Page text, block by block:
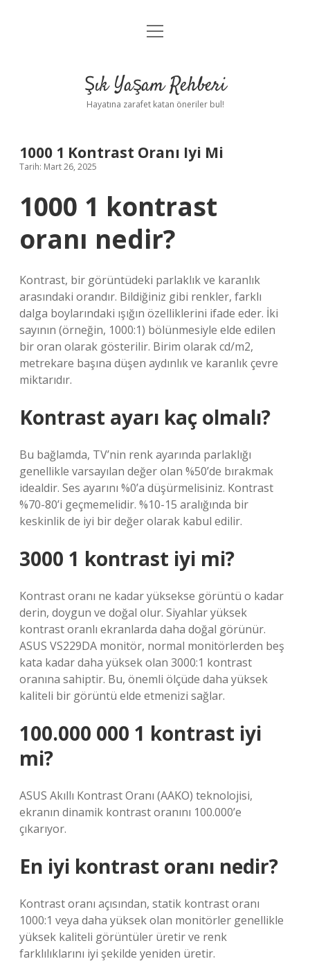
Anasayfa
Yasal Uyarı
menüyü
Şık Yaşam Rehberi
Hayatına zarafet katan öneriler bul!
1000 1 Kontrast Oranı Iyi Mi
Tarih: Mart 26, 2025
1000 1 kontrast
oranı nedir?
Kontrast, bir görüntüdeki parlaklık ve karanlık
arasındaki orandır. Bildiğiniz gibi renkler, farklı
dalga boylarındaki ışığın özelliklerini ifade eder. İki
sayının (örneğin, 1000:1) bölünmesiyle elde edilen
bir oran olarak gösterilir. Birim olarak cd/m2,
metrekare başına düşen aydınlık ve karanlık çevre
miktarıdır.
Kontrast ayarı kaç olmalı?
Bu bağlamda, TV’nin renk ayarında parlaklığı
genellikle varsayılan değer olan %50’de bırakmak
idealdir. Ses ayarını %0’a düşürmelisiniz. Kontrast
%70-80’i geçmemelidir. %10-15 aralığında bir
keskinlik de iyi bir değer olarak kabul edilir.
3000 1 kontrast iyi mi?
Kontrast oranı ne kadar yüksekse görüntü o kadar
derin, doygun ve doğal olur. Siyahlar yüksek
kontrast oranlı ekranlarda daha doğal görünür.
ASUS VS229DA monitör, normal monitörlerden beş
kata kadar daha yüksek olan 3000:1 kontrast
oranına sahiptir. Bu, önemli ölçüde daha yüksek
kaliteli bir görüntü elde etmenizi sağlar.
100.000 000 1 kontrast iyi
mi?
ASUS Akıllı Kontrast Oranı (AAKO) teknolojisi,
ekranın dinamik kontrast oranını 100.000’e
çıkarıyor.
En iyi kontrast oranı nedir?
Kontrast oranı açısından, statik kontrast oranı
1000:1 veya daha yüksek olan monitörler genellikle
yüksek kaliteli görüntüler üretir ve renk
farklılıklarını iyi şekilde yeniden üretir.